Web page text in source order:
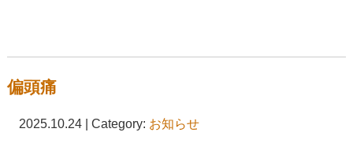
偏頭痛
2025.10.24 | Category: お知らせ